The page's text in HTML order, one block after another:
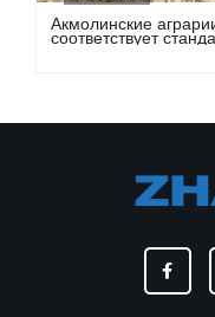
Акмолинские
соответствует